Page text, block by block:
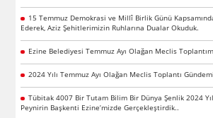
15 Temmuz Demokrasi ve Millî Birlik Günü
Ederek, Aziz Şehitlerimizin Ruhlarına Dualar Okuduk.
Ezine Belediyesi Temmuz Ayı Olağan Meclis
2024 Yılı Temmuz Ayı Olağan Meclis Toplantı Gündemi
Tübitak 4007 Bir Tutam Bilim Bir Dünya Şenlik 2024
Peynirin Başkenti Ezine’mizde Gerçekleştirdik..